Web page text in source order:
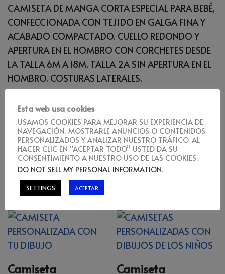
CAMISETA DE MANGA CORTA ESPECIAL PARA BEBÉ,
CONFECCIONADA CON TEJIDO EN GALGA FINA Y
ACABADO COMPACTADO. CUELLO REDONDO Y
APERTURA EN EL HOMBRO CON CORCHETES DESDE
LA TALLA 6M A 18M. TALLA 2A SIN APERTURA EN EL
HOMBRO. COSTURAS LATERALES.
BODY DE BEBÉ CON MANGA CORTA DE PUNTO
LISO. CUELLO REDONDO Y BAJO RIBETEADO EN
CANALÉ 1×1. CIERRE CON BOTONES A PRESIÓN EN LA
ENTREPIERNA. HOMBRO DE APERTURA CRUZADA.
Productos relacionados
Camiseta
Camiseta
Esta web usa cookies
USAMOS COOKIES PARA MEJORAR SU EXPERIENCIA DE
NAVEGACIÓN, MOSTRARLE ANUNCIOS O CONTENIDOS
PERSONALIZADOS Y ANALIZAR NUESTRO TRÁFICO. AL
HACER CLIC EN “ACEPTAR TODO” USTED DA SU
CONSENTIMIENTO A NUESTRO USO DE LAS COOKIES.
DO NOT SELL MY PERSONAL INFORMATION.
SETTINGS ACEPTAR